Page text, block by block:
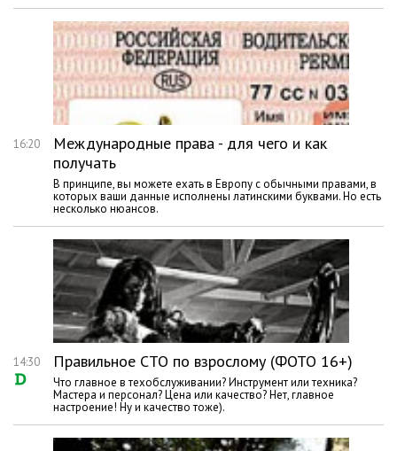
16:20
Международные права - для чего и как
получать
В принципе, вы можете ехать в Европу с обычными правами, в
которых ваши данные исполнены латинскими буквами. Но есть
несколько нюансов.
14:30 Правильное СТО по взрослому (ФОТО 16+)
Что главное в техобслуживании? Инструмент или техника?
Мастера и персонал? Цена или качество? Нет, главное
настроение! Ну и качество тоже).